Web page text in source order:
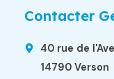
Contacter
40 rue de
14790 Verson